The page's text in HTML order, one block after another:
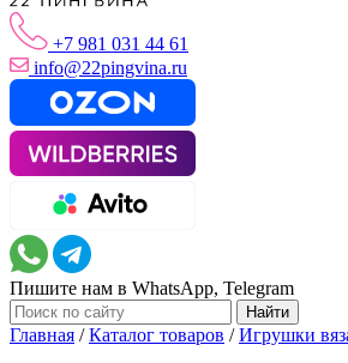
+7 981 031 44 61
info@22pingvina.ru
Пишите нам в WhatsApp, Telegram
Главная /Каталог товаров /Игрушки